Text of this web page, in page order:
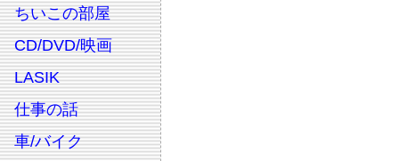
ちいこの部屋
CD/DVD/映画
LASIK
仕事の話
車/バイク